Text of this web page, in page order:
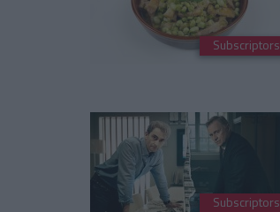
Subscriptors
Subscriptors